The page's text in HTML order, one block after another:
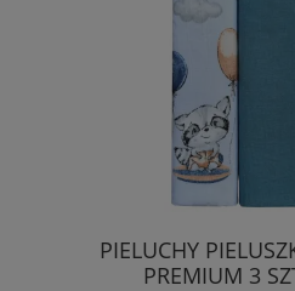
PIELUCHY
PREMIUM 3